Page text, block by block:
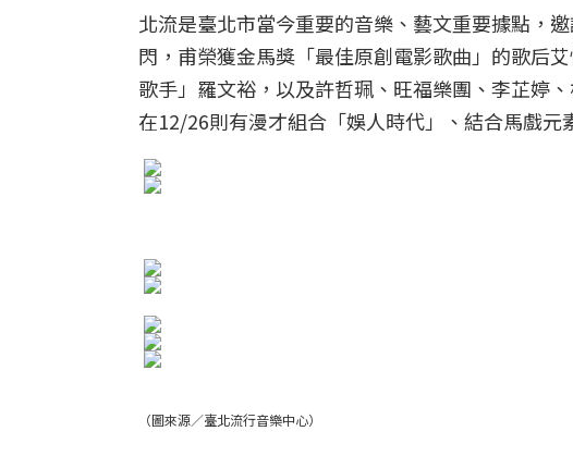
北流是臺北市當今重要的音樂、藝文重要據點，
閃，甫榮獲金馬獎「最佳原創電影歌曲」的歌后
歌手」羅文裕，以及許哲珮、旺福樂團、李芷婷
在12/26則有漫才組合「娛人時代」、結合馬戲
（圖來源／臺北流行音樂中心）